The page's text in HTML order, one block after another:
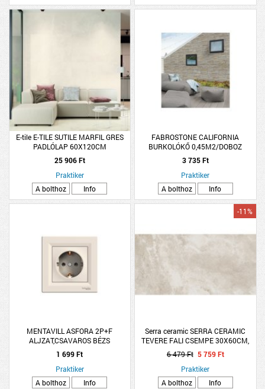
E-tile E-TILE SUTILE MARFIL GRES
PADLÓLAP 60X120CM
1,44M2/CSOMAG SZÜRKÉSBARNA
PEI3 &lt;R9 POLÍROZOTT
25 906 Ft
Praktiker
A bolthoz
Info
FABROSTONE CALIFORNIA
BURKOLÓKŐ 0,45M2/DOBOZ
3 735 Ft
Praktiker
A bolthoz
Info
MENTAVILL ASFORA 2P+F
ALJZAT,CSAVAROS BÉZS
PEPH2900123
1 699 Ft
Praktiker
A bolthoz
Info
Serra ceramic SERRA CERAMIC
TEVERE FALI CSEMPE 30X60CM,
1.44M2/CSOMAG, BÉZS,
MÁRVÁNYOS
-11%
6 479 Ft 5 759 Ft
Praktiker
A bolthoz
Info